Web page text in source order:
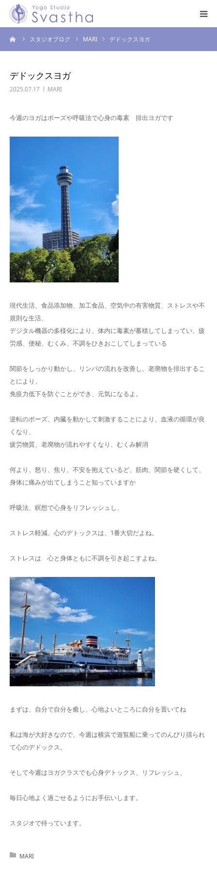
スタジオブログ MARI デドックスヨガ
デドックスヨガ
2025.07.17 MARI
今週のヨガはポーズや呼吸法で心身の毒素 排出ヨガです
現代生活、食品添加物、加工食品、空気中の有害物質、ストレスや不
規則な生活、
デジタル機器の多様化により、体内に毒素が蓄積してしまってい、疲
労感、便秘、むくみ、不調をひきおこしてしまっている
関節をしっかり動かし、リンパの流れを改善し、老廃物を排出するこ
とにより、
免疫力低下を防ぐことができ、元気になるよ。
逆転のポーズ、内臓を動かして刺激することにより、血液の循環が良
くなり、
疲労物質、老廃物が流れやすくなり、むくみ解消
何より、怒り、焦り、不安を抱えているど、筋肉、関節を硬くして、
身体に痛みが出てしまうこと知っていますか
呼吸法、瞑想で心身をリフレッシュし、
ストレス軽減、心のデトックスは、1番大切だよね。
ストレスは 心と身体ともに不調を引き起こすよね。
まずは、自分で自分を癒し、心地よいところに自分を置いてね
私は海が大好きなので、今週は横浜で遊覧船に乗ってのんびり揺られ
て心のデドックス。
そして今週はヨガクラスでも心身デトックス、リフレッシュ、
毎日心地よく過ごせるようにお手伝いします。
スタジオで待っています。
MARI
はじめての方へ
お問い合わせ